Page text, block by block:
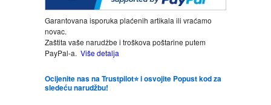
POEZIJA
POPULARNA PSIHOLOGIJA
PRIČE
Garantovana isporuka plaćenih artikala ili vraćamo
novac.
Zaštita vaše narudžbe i troškova poštarine putem
PayPal-a. Više detalja
Ocijenite nas na Trustpilot⭐ i osvojite Popust kod za
sledeću narudžbu!